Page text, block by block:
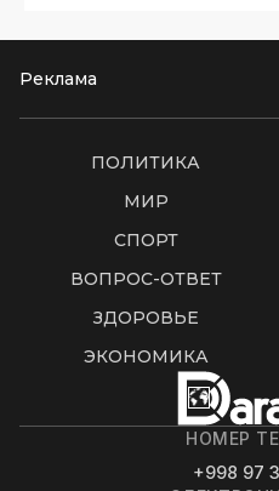
Реклама
ПОЛИТИКА
МИР
СПОРТ
ВОПРОС-ОТВЕТ
ЗДОРОВЬЕ
ЭКОНОМИКА
НОМЕР
+998 97